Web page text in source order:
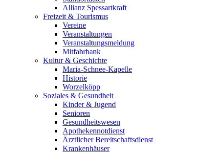
Allianz Spessartkraft
Freizeit & Tourismus
Vereine
Veranstaltungen
Veranstaltungsmeldung
Mitfahrbank
Kultur & Geschichte
Maria-Schnee-Kapelle
Historie
Worzelköpp
Soziales & Gesundheit
Kinder & Jugend
Senioren
Gesundheitswesen
Apothekennotdienst
Ärztlicher Bereitschaftsdienst
Krankenhäuser